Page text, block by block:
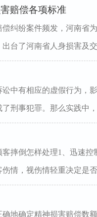
赔偿各项标准
纠纷案件频发，河南省
台了河南省人身损害及
中有相应的虚假行为，
刑事犯罪。那么实践中
摔倒怎样处理1、迅速
情，视伤情轻重决定是
地确定精神损害赔偿数